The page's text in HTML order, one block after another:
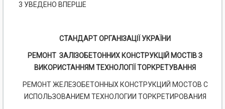
3 УВЕДЕНО ВПЕРШЕ
СТАНДАРТ ОРГАНІЗАЦІЇ УКРАЇНИ
РЕМОНТ ЗАЛІЗОБЕТОННИХ КОНСТРУКЦІЙ МОСТІВ З
ВИКОРИСТАННЯМ ТЕХНОЛОГІЇ ТОРКРЕТУВАННЯ
РЕМОНТ ЖЕЛЕЗОБЕТОННЫХ КОНСТРУКЦИЙ МОСТОВ С
ИСПОЛЬЗОВАНИЕМ ТЕХНОЛОГИИ ТОРКРЕТИРОВАНИЯ